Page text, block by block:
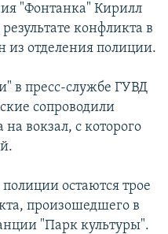
"Фонтанка" Кирилл
конфликта в
из отделения полиции.
в пресс-службе ГУВД
сопроводили
вокзал, с которого
остаются трое
произошедшего в
"Парк культуры".